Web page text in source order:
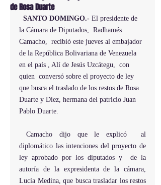
de Rosa Duarte
SANTO DOMINGO.- El presidente de
la Cámara de Diputados, Radhamés
Camacho,  recibió este jueves al embajador
de la República Bolivariana de Venezuela
en el país , Alí de Jesús Uzcátegu,  con
quien  conversó sobre el proyecto de ley
que busca el traslado de los restos de Rosa
Duarte y Diez, hermana del patricio Juan
Pablo Duarte.
diplomático las intenciones del proyecto de
ley aprobado por los diputados y  de la
autoría de la expresidenta de la cámara,
Lucía Medina, que busca trasladar los restos